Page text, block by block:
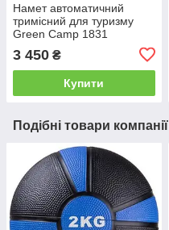
Намет автоматичний
тримісний для туризму
Green Camp 1831
3 450 ₴
Купити
Подібні товари компанії